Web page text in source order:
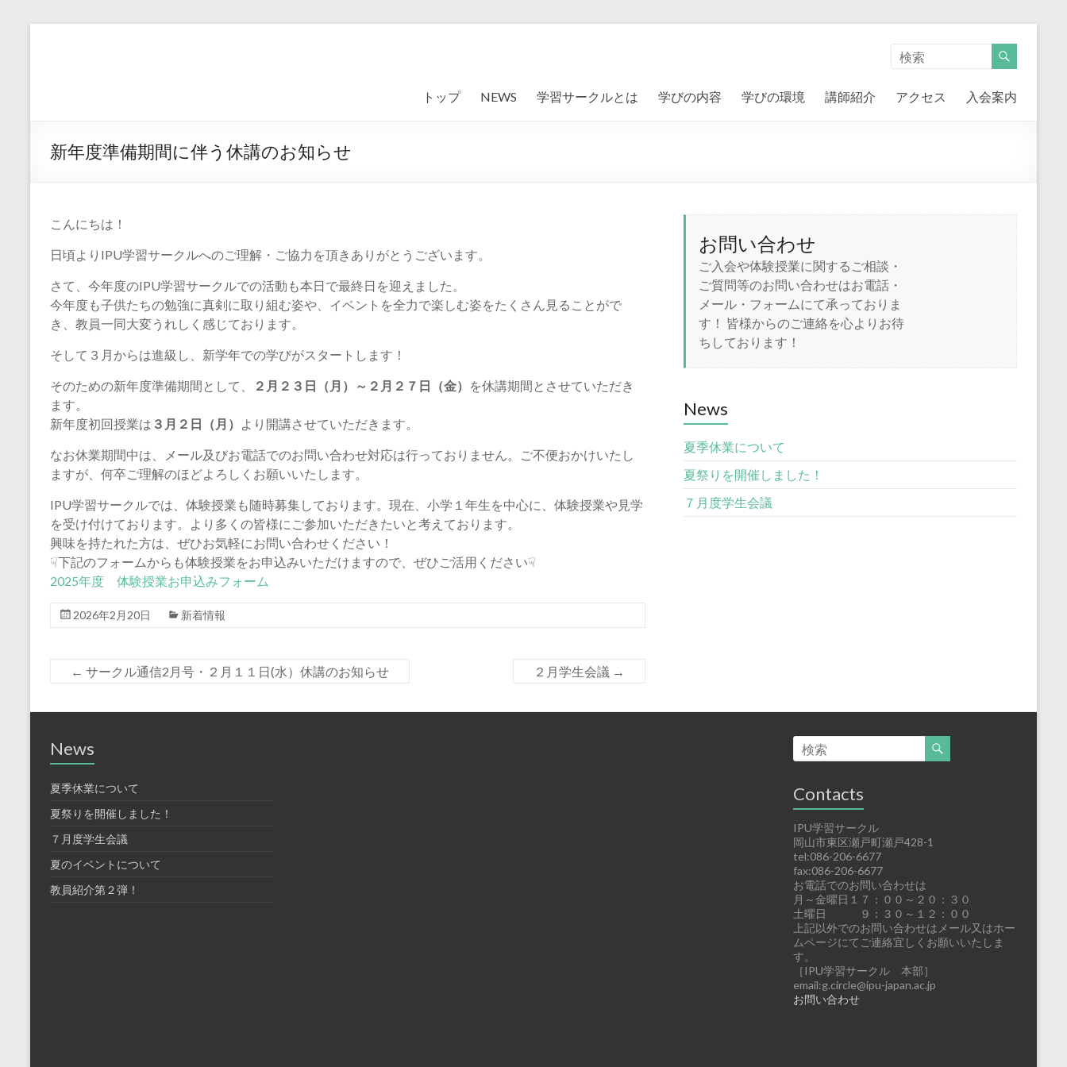
環
洋
大
学
｜
学
習
サ
ー
ク
ル
地
域
の
学
生
学
び
場
トップ NEWS 学習サークルとは 学びの内容 学びの環境 講師紹介 アクセス 入会案内
新年度準備期間に伴う休講のお知らせ
こんにちは！
日頃よりIPU学習サークルへのご理解・ご協力を頂きありがとうございます。
さて、今年度のIPU学習サークルでの活動も本日で最終日を迎えました。
今年度も子供たちの勉強に真剣に取り組む姿や、イベントを全力で楽しむ姿をたくさん見ることがで
き、教員一同大変うれしく感じております。
そして３月からは進級し、新学年での学びがスタートします！
そのための新年度準備期間として、 ２月２３日（月）～２月２７日（金） を休講期間とさせていただき
ます。
新年度初回授業は ３月２日（月） より開講させていただきます。
なお休業期間中は、メール及びお電話でのお問い合わせ対応は行っておりません。ご不便おかけいたし
ますが、何卒ご理解のほどよろしくお願いいたします。
IPU学習サークルでは、体験授業も随時募集しております。現在、小学１年生を中心に、体験授業や見学
を受け付けております。より多くの皆様にご参加いただきたいと考えております。
興味を持たれた方は、ぜひお気軽にお問い合わせください！
☟下記のフォームからも体験授業をお申込みいただけますので、ぜひご活用ください☟
2025年度 体験授業お申込みフォーム
2026年2月20日 新着情報
← サークル通信2月号・２月１１日(水）休講のお知らせ ２月学生会議 →
お問い合わせ
ご入会や体験授業に関するご相談・
ご質問等のお問い合わせはお電話・
メール・フォームにて承っておりま
す！ 皆様からのご連絡を心よりお待
ちしております！
News
夏季休業について
夏祭りを開催しました！
７月度学生会議
News
夏季休業について
夏祭りを開催しました！
７月度学生会議
夏のイベントについて
教員紹介第２弾！
Contacts
IPU学習サークル
岡山市東区瀬戸町瀬戸428-1
tel:086-206-6677
fax:086-206-6677
お電話でのお問い合わせは
月～金曜日１７：００～２０：３０
土曜日 ９：３０～１２：００
上記以外でのお問い合わせはメール又はホー
ムページにてご連絡宜しくお願いいたしま
す。
［IPU学習サークル 本部］
email:g.circle@ipu-japan.ac.jp
お問い合わせ